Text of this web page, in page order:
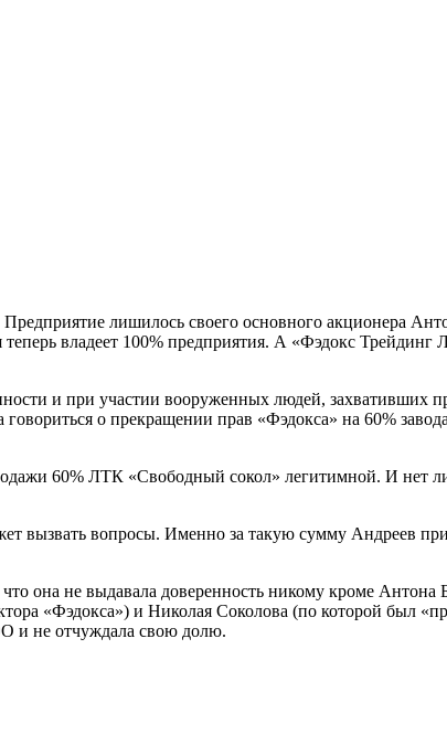
лишилось своего основного акционера
владеет 100% предприятия. А «Фэдокс
и при участии вооруженных людей, захвативших
о прекращении прав «Фэдокса» на 60%
60% ЛТК «Свободный сокол» легитимной. И нет
вызвать вопросы. Именно за такую сумму Андреев
она не выдавала доверенность никому кроме Антона
«Фэдокса») и Николая Соколова (по которой был
и не отчуждала свою долю.